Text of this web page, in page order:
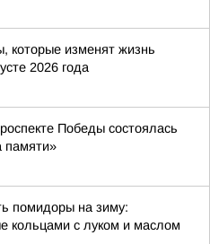
которые изменят жизнь
2026 года
Победы состоялась
памяти»
помидоры на зиму:
кольцами с луком и маслом